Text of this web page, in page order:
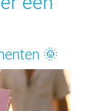
🌞